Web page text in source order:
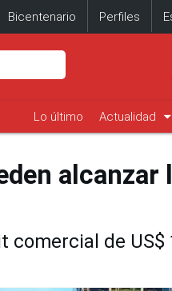
Bicentenario Perfiles
Lo último Actualidad arrow_drop_down
de US$